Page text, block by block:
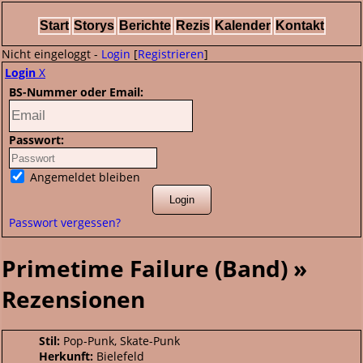
Start Storys Berichte Rezis Kalender Kontakt
Nicht eingeloggt - Login [Registrieren]
Login X
BS-Nummer oder Email:
Passwort:
Angemeldet bleiben
Passwort vergessen?
Primetime Failure (Band) »
Rezensionen
Stil: Pop-Punk, Skate-Punk
Herkunft: Bielefeld